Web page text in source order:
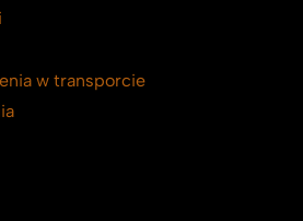
w transporcie